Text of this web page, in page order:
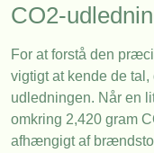
CO2-
For at forstå den
vigtigt at kende de
udledningen. Når en
omkring 2,420 gram
afhængigt af